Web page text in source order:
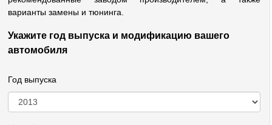
варианты замены и тюнинга.
Укажите год выпуска и модификацию вашего
автомобиля
Год выпуска